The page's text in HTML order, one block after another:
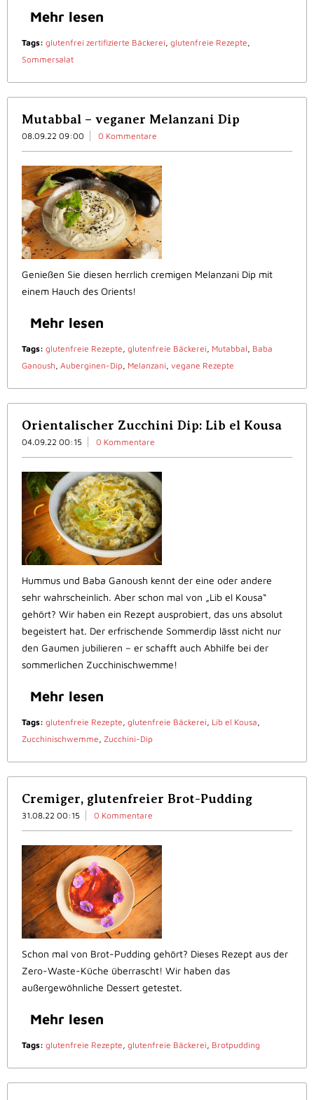
Mehr lesen
Tags: glutenfrei zertifizierte Bäckerei, glutenfreie Rezepte,
Sommersalat
Mutabbal – veganer Melanzani Dip
08.09.22 09:00 0 Kommentare
Genießen Sie diesen herrlich cremigen Melanzani Dip mit
einem Hauch des Orients!
Mehr lesen
Tags: glutenfreie Rezepte, glutenfreie Bäckerei, Mutabbal, Baba
Ganoush, Auberginen-Dip, Melanzani, vegane Rezepte
Orientalischer Zucchini Dip: Lib el Kousa
04.09.22 00:15 0 Kommentare
Hummus und Baba Ganoush kennt der eine oder andere
sehr wahrscheinlich. Aber schon mal von „Lib el Kousa“
gehört? Wir haben ein Rezept ausprobiert, das uns absolut
begeistert hat. Der erfrischende Sommerdip lässt nicht nur
den Gaumen jubilieren – er schafft auch Abhilfe bei der
sommerlichen Zucchinischwemme!
Mehr lesen
Tags: glutenfreie Rezepte, glutenfreie Bäckerei, Lib el Kousa,
Zucchinischwemme, Zucchini-Dip
Cremiger, glutenfreier Brot-Pudding
31.08.22 00:15 0 Kommentare
Schon mal von Brot-Pudding gehört? Dieses Rezept aus der
Zero-Waste-Küche überrascht! Wir haben das
außergewöhnliche Dessert getestet.
Mehr lesen
Tags: glutenfreie Rezepte, glutenfreie Bäckerei, Brotpudding